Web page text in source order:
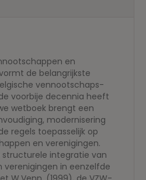
en
de belangrijkste
vennootschaps-
voorbije decennia heeft
wetboek brengt een
modernisering
regels toepasselijk op
en verenigingen.
structurele integratie van
in eenzelfde